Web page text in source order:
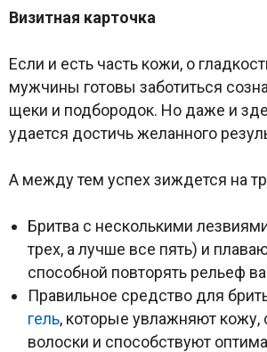
Визитная карточка
Если и есть часть кожи, о
мужчины готовы заботиться
щеки и подбородок. Но даже и
удается достичь желанного
А между тем успех зиждется на
Бритва с несколькими
трех, а лучше все пять) и
способной повторять рельеф
Правильное средство для
гель, которые увлажняют кожу,
волоски и способствуют